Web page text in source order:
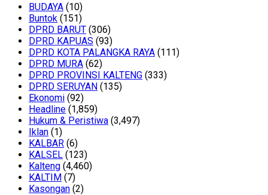
BUDAYA (10)
Buntok (151)
DPRD BARUT (306)
DPRD KAPUAS (93)
DPRD KOTA PALANGKA RAYA (111)
DPRD MURA (62)
DPRD PROVINSI KALTENG (333)
DPRD SERUYAN (135)
Ekonomi (92)
Headline (1,859)
Hukum & Peristiwa (3,497)
Iklan (1)
KALBAR (6)
KALSEL (123)
Kalteng (4,460)
KALTIM (7)
Kasongan (2)